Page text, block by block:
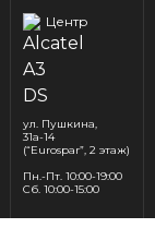
Центр
ул. Пушкина,
31а-14
(“Eurospar”, 2 этаж)
Пн.-Пт. 10:00-19:00
Сб. 10:00-15:00